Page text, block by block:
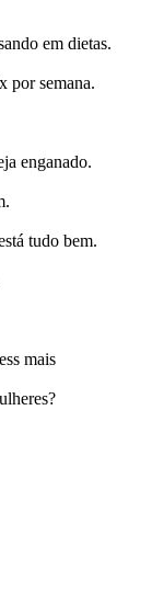
em dietas.
por semana.
enganado.
tudo bem.
mais